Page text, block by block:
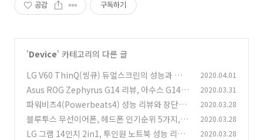
공감 구독하기
'Device' 카테고리의 다른 글
LG V60 ThinQ(씽큐) 듀얼스크린의 성능과 스펙
알아보기 (0)
2020.04.01
Asus ROG Zephyrus G14 리뷰, 아수스 G14와
AMD의 조합으로 탄생한 노트북
(0)
2020.03.31
파워비츠4(Powerbeats4) 성능 리뷰와 장단점
알아보기, 애플의 최신 무선 이어폰 (0)
2020.03.28
블루투스 무선이어폰, 헤드폰 인기순위 5가지, 가
성비부터 명품까지 추천
(0)
2020.03.28
LG 그램 14인치 2in1, 투인원 노트북 성능 리뷰,
2020.03.28